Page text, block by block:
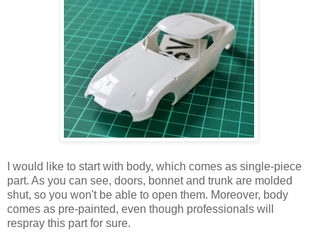
I would like to start with body, which comes as single-piece
part. As you can see, doors, bonnet and trunk are molded
shut, so you won't be able to open them. Moreover, body
comes as pre-painted, even though professionals will
respray this part for sure.